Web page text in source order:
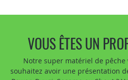
VOUS ÊTES UN
Notre super matériel de pêche
souhaitez avoir une présentation